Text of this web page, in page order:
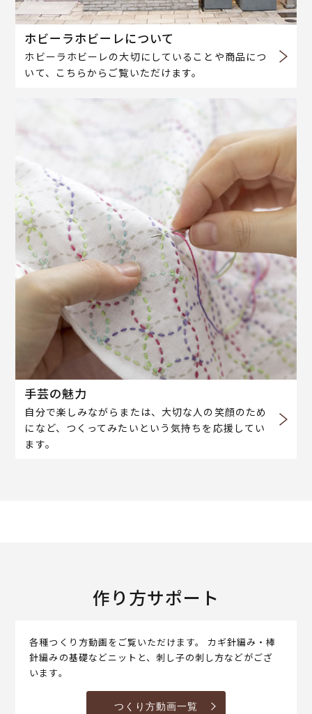
ホビーラホビーレについて
ホビーラホビーレの大切にしていることや商品につ
いて、こちらからご覧いただけます。
手芸の魅力
自分で楽しみながらまたは、大切な人の笑顔のため
になど、つくってみたいという気持ちを応援してい
ます。
作り方サポート
各種つくり方動画をご覧いただけます。 カギ針編み・棒
針編みの基礎などニットと、刺し子の刺し方などがござ
います。
つくり方動画一覧